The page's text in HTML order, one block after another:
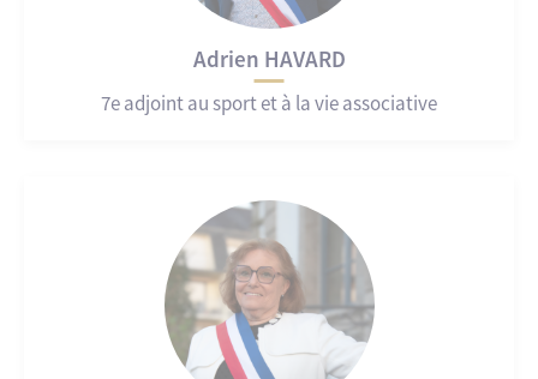
Adrien HAVARD
7e adjoint au sport et à la vie associative